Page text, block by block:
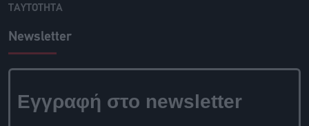
ΤΑΥΤΟΤΗΤΑ
Newsletter
Εγγραφή στο newsletter